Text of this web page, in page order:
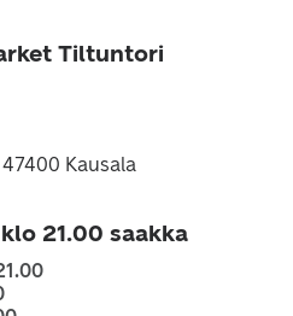
Tiltuntori
Kausala
21.00 saakka